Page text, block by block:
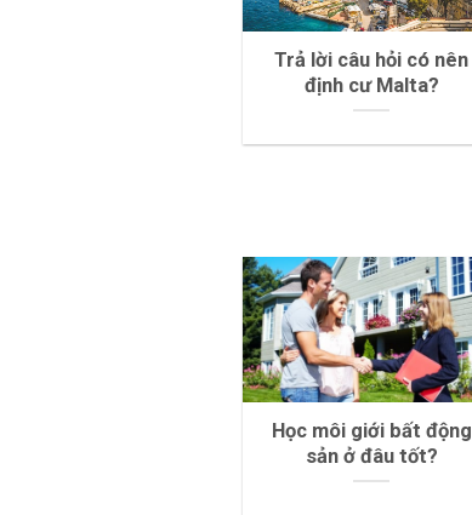
Trả lời câu hỏi có nên
định cư Malta?
Học môi giới bất động
sản ở đâu tốt?